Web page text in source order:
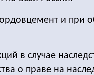
и при
в случае
о праве на